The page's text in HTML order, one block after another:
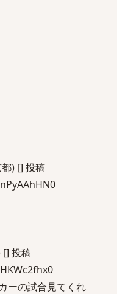
) [] 投稿
[] 投稿
ーの試合見てくれ